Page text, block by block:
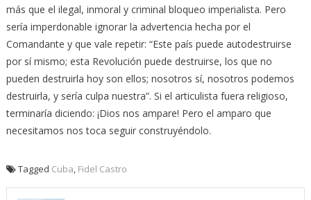
más que el ilegal, inmoral y criminal bloqueo imperialista. Pero
sería imperdonable ignorar la advertencia hecha por el
Comandante y que vale repetir: “Este país puede autodestruirse
por sí mismo; esta Revolución puede destruirse, los que no
pueden destruirla hoy son ellos; nosotros sí, nosotros podemos
destruirla, y sería culpa nuestra”. Si el articulista fuera religioso,
terminaría diciendo: ¡Dios nos ampare! Pero el amparo que
necesitamos nos toca seguir construyéndolo.
Tagged Cuba, Fidel Castro